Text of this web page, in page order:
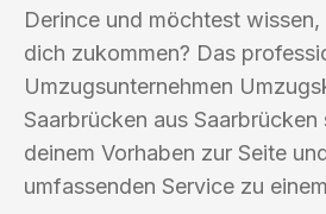
Derince und möchtest
dich zukommen? Das
Umzugsunternehmen
Saarbrücken aus Saarbrücken
deinem Vorhaben zur Seite
umfassenden Service zu